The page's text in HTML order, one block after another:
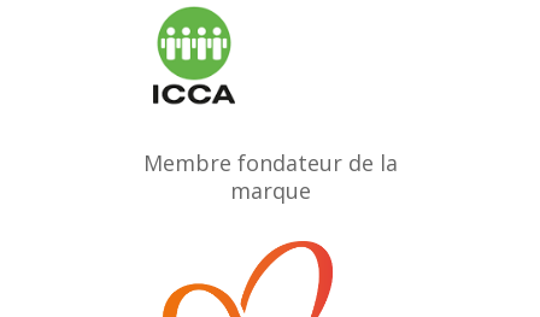
Membre fondateur de la
marque